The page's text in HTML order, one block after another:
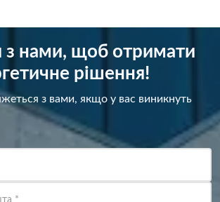
з нами, щоб отримати
рішення!
з вами, якщо у вас виникнуть
*